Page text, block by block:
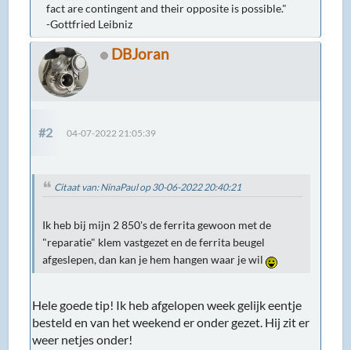
fact are contingent and their opposite is possible."
-Gottfried Leibniz
DBJoran
#2 04-07-2022 21:05:39
Citaat van: NinaPaul op 30-06-2022 20:40:21
Ik heb bij mijn 2 850's de ferrita gewoon met de
"reparatie" klem vastgezet en de ferrita beugel
afgeslepen, dan kan je hem hangen waar je wil
Hele goede tip! Ik heb afgelopen week gelijk eentje
besteld en van het weekend er onder gezet. Hij zit er
weer netjes onder!